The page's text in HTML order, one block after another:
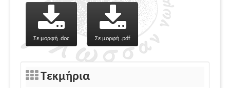
Σε μορφή .doc Σε μορφή .pdf
Τεκμήρια